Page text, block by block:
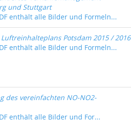
und Stuttgart
enthält alle Bilder und Formeln...
Potsdam 2015 / 2016
enthält alle Bilder und Formeln...
des vereinfachten NO-NO2-
enthält alle Bilder und For...